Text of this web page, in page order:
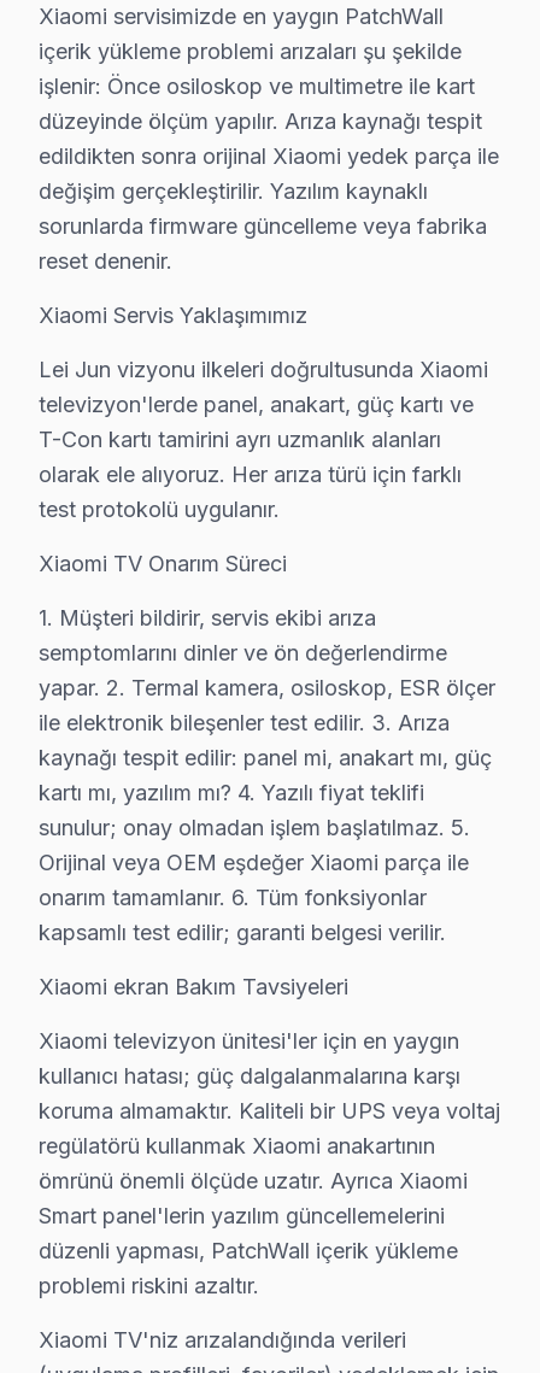
Xiaomi konusundaki 11 yıllık deneyimimiz, her yeni
Başakşehir'de müşteri memnuniyeti %97 — bu
Başakşehir Xiaomi Servisimizin Hizmet
Başakşehir'da Xiaomi televizyon servisi
Başakşehir'de garanti kapsamındaki tüm sorunlarücretsiz
Xiaomi TV onarım maliyeti nasıl belirleniyor?
Başakşehir'de ücretsiz arıza tespiti sonrası parça
Başakşehir adresime ne zaman gelirsiniz?
Başakşehir Xiaomi Servisi — Özet
Başakşehir'de Xiaomi TV arızası yaşadığınızda
Orijinal parça, şeffaf fiyat, yazılı garanti — üçünü bir
Bizi arayın: 0850 811 14 36
Başakşehir Bölgesi Xiaomi TV
Başakşehir Xiaomi servis ekibimiz 2009'dan bu yana
bu yüzden, Başakşehir bölgesinin konut yoğunluğu, servis
Wi-Fi bağlantı kopması sorunu Başakşehir bölgesinde
Başakşehir'de Xiaomi TV sorununu çözmek istiyorsanız,
Açıkçası, Başakşehir'de TV onarımını erken dönemde
Başakşehir bölgesindeki yoğun servis geçmişimiz
Görüntü donması ya da çizgili ekran belirtileri Başakşehir
Bir not: Başakşehir servisimizde her tamir işleminde KDV
Başakşehir mahallesindeki TV sahiplerinin arıza
Xiaomi servisimizde en yaygın PatchWall
içerik yükleme problemi arızaları şu şekilde
işlenir: Önce osiloskop ve multimetre ile kart
düzeyinde ölçüm yapılır. Arıza kaynağı tespit
edildikten sonra orijinal Xiaomi yedek parça ile
değişim gerçekleştirilir. Yazılım kaynaklı
sorunlarda firmware güncelleme veya fabrika
reset denenir.
Xiaomi Servis Yaklaşımımız
Lei Jun vizyonu ilkeleri doğrultusunda Xiaomi
televizyon'lerde panel, anakart, güç kartı ve
T-Con kartı tamirini ayrı uzmanlık alanları
olarak ele alıyoruz. Her arıza türü için farklı
test protokolü uygulanır.
Xiaomi TV Onarım Süreci
1. Müşteri bildirir, servis ekibi arıza
semptomlarını dinler ve ön değerlendirme
yapar. 2. Termal kamera, osiloskop, ESR ölçer
ile elektronik bileşenler test edilir. 3. Arıza
kaynağı tespit edilir: panel mi, anakart mı, güç
kartı mı, yazılım mı? 4. Yazılı fiyat teklifi
sunulur; onay olmadan işlem başlatılmaz. 5.
Orijinal veya OEM eşdeğer Xiaomi parça ile
onarım tamamlanır. 6. Tüm fonksiyonlar
kapsamlı test edilir; garanti belgesi verilir.
Xiaomi ekran Bakım Tavsiyeleri
Xiaomi televizyon ünitesi'ler için en yaygın
kullanıcı hatası; güç dalgalanmalarına karşı
koruma almamaktır. Kaliteli bir UPS veya voltaj
regülatörü kullanmak Xiaomi anakartının
ömrünü önemli ölçüde uzatır. Ayrıca Xiaomi
Smart panel'lerin yazılım güncellemelerini
düzenli yapması, PatchWall içerik yükleme
problemi riskini azaltır.
Xiaomi TV'niz arızalandığında verileri